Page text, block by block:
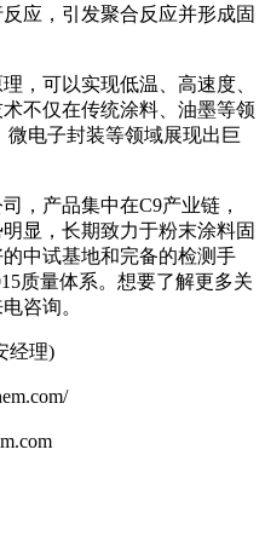
应，引发聚合反应并形成固
，可以实现低温、高速度、
不仅在传统涂料、油墨等领
电子封装等领域展现出巨
产品集中在C9产业链，
显，长期致力于粉末涂料固
中试基地和完备的检测手
质量体系。想要了解更多关
咨询。
经理)